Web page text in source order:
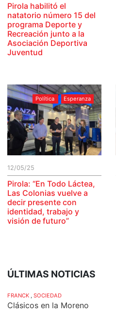
Pirola habilitó el
natatorio número 15 del
programa Deporte y
Recreación junto a la
Asociación Deportiva
Juventud
Política Esperanza
12/05/25
Pirola: “En Todo Láctea,
Las Colonias vuelve a
decir presente con
identidad, trabajo y
visión de futuro”
ÚLTIMAS NOTICIAS
FRANCK SOCIEDAD
Clásicos en la Moreno